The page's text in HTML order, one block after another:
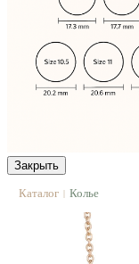
Закрыть
Каталог | Колье